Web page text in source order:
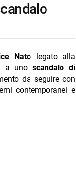
Natolegato alla
a unoscandalo di
da seguire con
contemporanei e